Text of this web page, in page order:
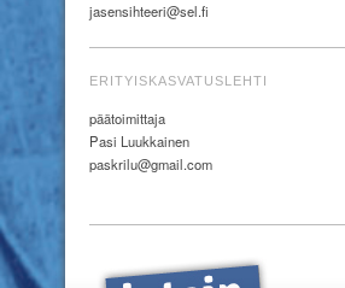
jasensihteeri@sel.fi
ERITYISKASVATUSLEHTI
päätoimittaja
Pasi Luukkainen
paskrilu@gmail.com